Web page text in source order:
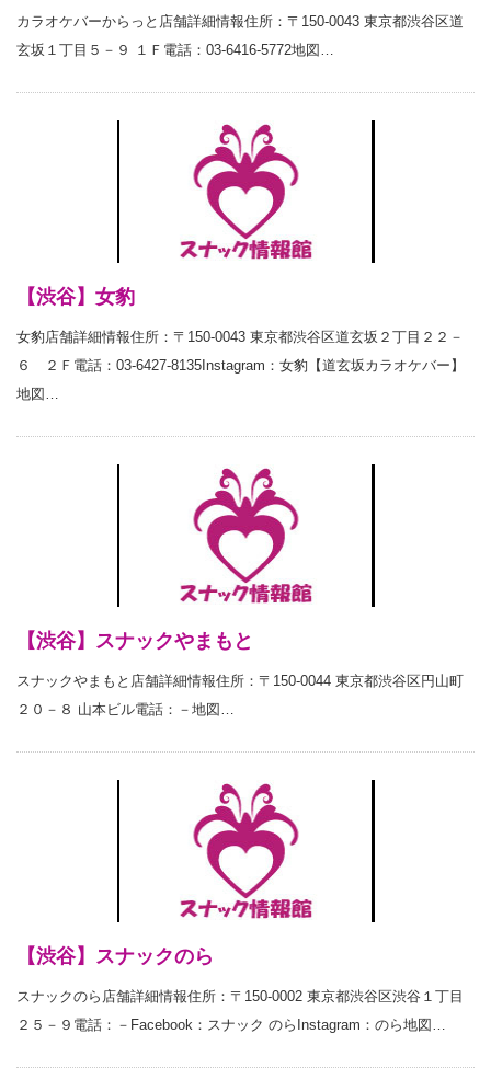
カラオケバーからっと店舗詳細情報住所：〒150-0043 東京都渋谷区道
玄坂１丁目５－９ １Ｆ電話：03-6416-5772地図…
【渋谷】女豹
女豹店舗詳細情報住所：〒150-0043 東京都渋谷区道玄坂２丁目２２－
６ ２Ｆ電話：03-6427-8135Instagram：女豹【道玄坂カラオケバー】
地図…
【渋谷】スナックやまもと
スナックやまもと店舗詳細情報住所：〒150-0044 東京都渋谷区円山町
２０－８ 山本ビル電話：－地図…
【渋谷】スナックのら
スナックのら店舗詳細情報住所：〒150-0002 東京都渋谷区渋谷１丁目
２５－９電話：－Facebook：スナック のらInstagram：のら地図…